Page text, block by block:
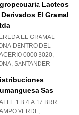
Lacteos
Derivados El Gramal
EL GRAMAL
DENTRO DEL
CACERIO 0000 3020,
, SANTANDER
Sas
1 B 4 A 17 BRR
VERDE,